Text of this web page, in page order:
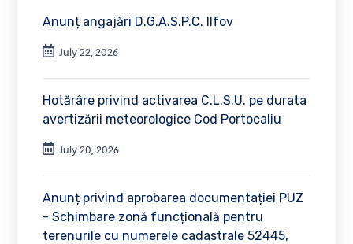
Anunț angajări D.G.A.S.P.C. Ilfov
July 22, 2026
Hotărâre privind activarea C.L.S.U. pe durata
avertizării meteorologice Cod Portocaliu
July 20, 2026
Anunț privind aprobarea documentației PUZ
- Schimbare zonă funcțională pentru
terenurile cu numerele cadastrale 52445,